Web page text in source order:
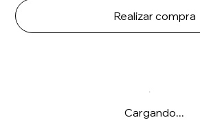
Realizar compra
Cargando...